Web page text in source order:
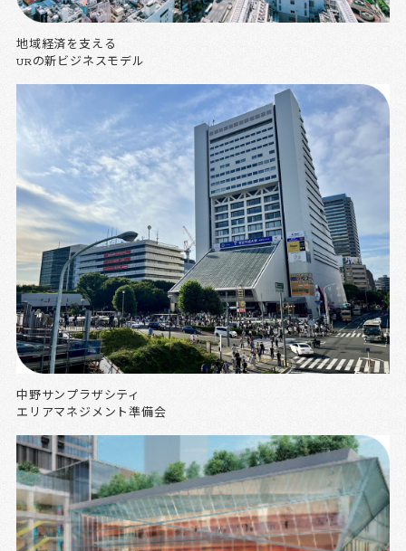
地域経済を支える
URの新ビジネスモデル
中野サンプラザシティ
エリアマネジメント準備会